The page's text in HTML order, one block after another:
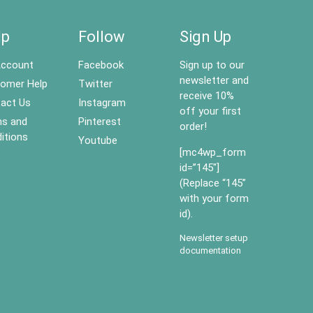
Help
Us
and
Follow
Facebook
Twitter
Instagram
Pinterest
Youtube
Sign Up
Sign up to our
newsletter and
receive 10%
off your first
order!
[mc4wp_form
id=”145″]
(Replace “145”
with your form
id).
Newsletter setup
documentation